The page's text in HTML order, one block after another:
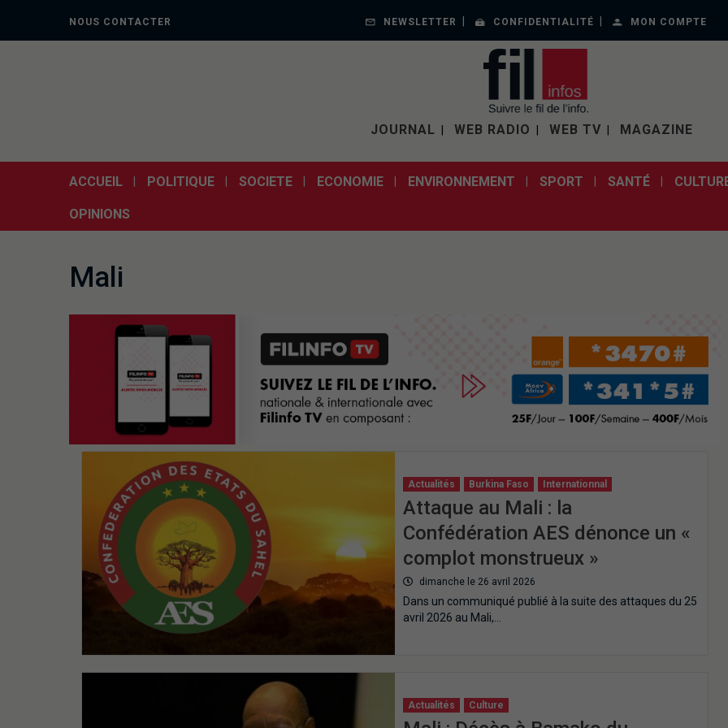
NOUS CONTACTER NEWSLETTER CONFIDENTIALITÉ MON COMPTE
JOURNAL WEB RADIO WEB TV MAGAZINE
ACCUEIL POLITIQUE SOCIETE ECONOMIE ENVIRONNEMENT SPORT SANTÉ
OPINIONS
Mali
Actualités Burkina Faso Internationnal
Attaque au Mali : la
Confédération AES dénonce un «
complot monstrueux »
dimanche le 26 avril 2026
Dans un communiqué publié à la suite des attaques du 25
avril 2026 au Mali,…
Actualités Culture